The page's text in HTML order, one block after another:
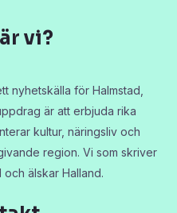
vi?
nyhetskälla för Halmstad,
är att erbjuda rika
kultur, näringsliv och
region. Vi som skriver
och älskar Halland.